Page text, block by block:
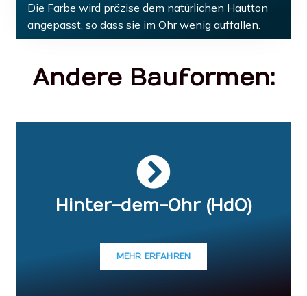
Die Farbe wird präzise dem natürlichen Hautton
angepasst, so dass sie im Ohr wenig auffallen.
Andere Bauformen:
Hinter-dem-Ohr (HdO)
MEHR ERFAHREN